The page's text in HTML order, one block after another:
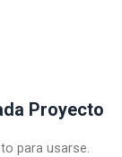
Proyecto
para usarse.